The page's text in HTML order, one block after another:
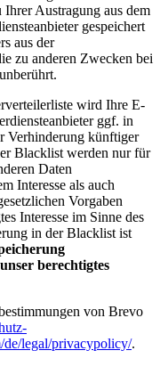
Austragung aus dem
gespeichert
aus der
zu anderen Zwecken bei
wird Ihre E-
ggf. in
Verhinderung künftiger
Blacklist werden nur für
Daten
Interesse als auch
Vorgaben
Interesse im Sinne des
in der Blacklist ist
berechtigtes
von Brevo
legal/privacypolicy/.